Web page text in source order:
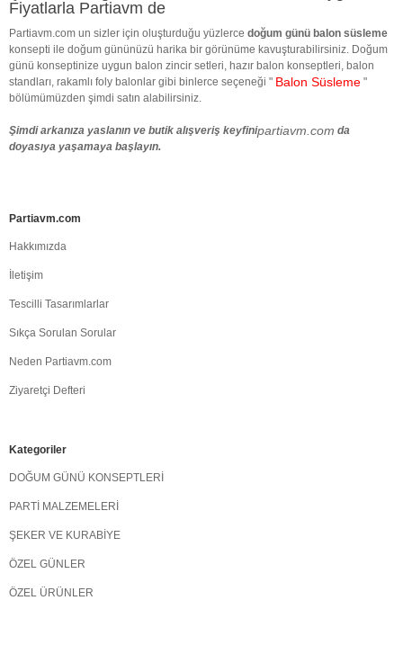
Fiyatlarla Partiavm de
Partiavm.com un sizler için oluşturduğu yüzlerce doğum günü balon süsleme
konsepti ile doğum gününüzü harika bir görünüme kavuşturabilirsiniz. Doğum
günü konseptinize uygun balon zincir setleri, hazır balon konseptleri, balon
standları, rakamlı foly balonlar gibi binlerce seçeneği " Balon Süsleme "
bölümümüzden şimdi satın alabilirsiniz.
Şimdi arkanıza yaslanın ve butik alışveriş keyfinipartiavm.com da
doyasıya yaşamaya başlayın.
Partiavm.com
Hakkımızda
İletişim
Tescilli Tasarımlarlar
Sıkça Sorulan Sorular
Neden Partiavm.com
Ziyaretçi Defteri
Kategoriler
DOĞUM GÜNÜ KONSEPTLERİ
PARTİ MALZEMELERİ
ŞEKER VE KURABİYE
ÖZEL GÜNLER
ÖZEL ÜRÜNLER